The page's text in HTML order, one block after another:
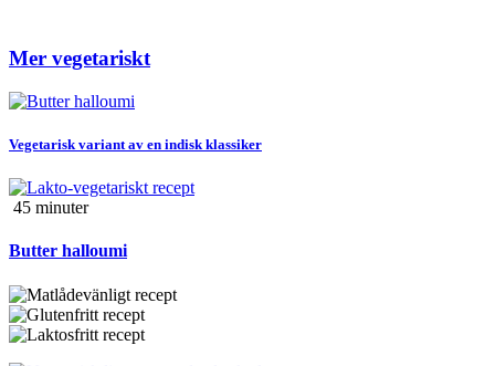
Mer vegetariskt
Vegetarisk variant av en indisk klassiker
45 minuter
Butter halloumi